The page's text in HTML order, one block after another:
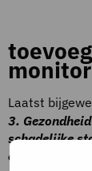
Laatst
3.
schadelijke
chemicaliën